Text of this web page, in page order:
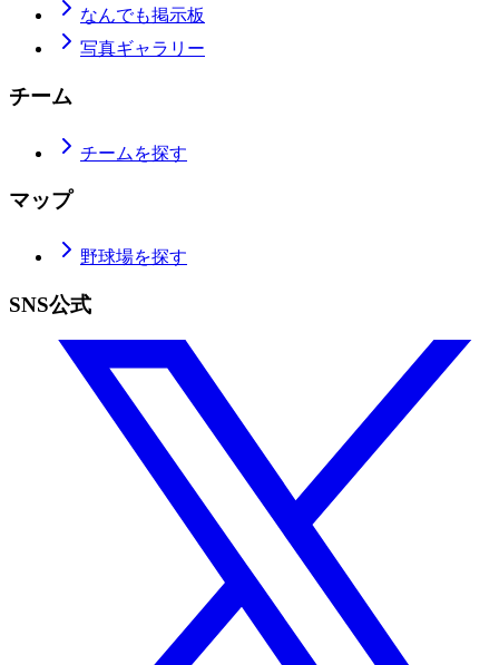
なんでも掲示板
写真ギャラリー
チーム
チームを探す
マップ
野球場を探す
SNS公式